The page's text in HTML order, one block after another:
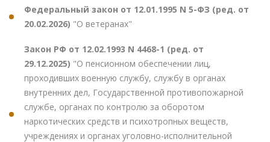
Федеральный закон от 12.01.1995 N 5-ФЗ (ред. от
20.02.2026) "О ветеранах"
Закон РФ от 12.02.1993 N 4468-1 (ред. от
29.12.2025) "О пенсионном обеспечении лиц,
проходивших военную службу, службу в органах
внутренних дел, Государственной противопожарной
службе, органах по контролю за оборотом
наркотических средств и психотропных веществ,
учреждениях и органах уголовно-исполнительной